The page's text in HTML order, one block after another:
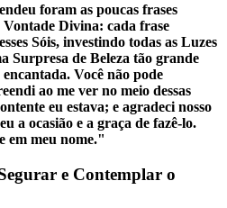
foram as poucas frases
Divina: cada frase
Sóis, investindo todas as Luzes
Surpresa de Beleza tão grande
Você não pode
ao me ver no meio dessas
eu estava; e agradeci nosso
a ocasião e a graça de fazê-lo.
em meu nome."
e Contemplar o